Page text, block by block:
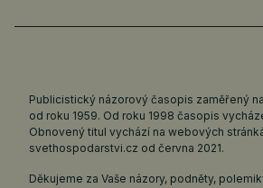
Publicistický názorový časopis zaměřený
od roku 1959. Od roku 1998 časopis
Obnovený titul vychází na webových
svethospodarstvi.cz od června 2021.
Děkujeme za Vaše názory, podněty,